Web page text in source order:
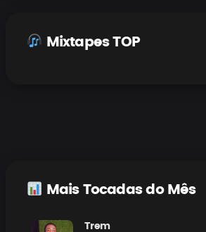
Mixtapes TOP
Mais Tocadas do Mês
Trem